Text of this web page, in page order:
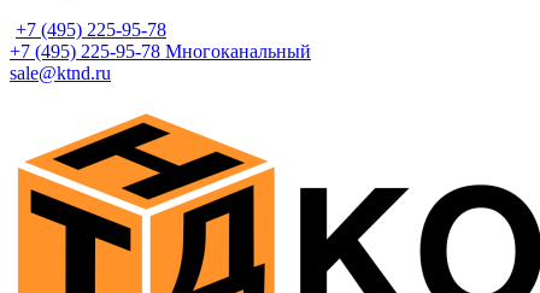
+7 (495) 225-95-78
+7 (495) 225-95-78 Многоканальный
sale@ktnd.ru